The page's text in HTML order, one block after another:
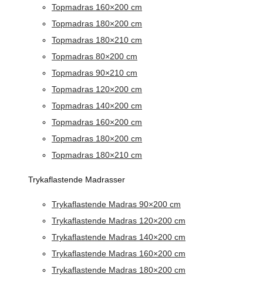
Topmadras 160×200 cm
Topmadras 180×200 cm
Topmadras 180×210 cm
Topmadras 80×200 cm
Topmadras 90×210 cm
Topmadras 120×200 cm
Topmadras 140×200 cm
Topmadras 160×200 cm
Topmadras 180×200 cm
Topmadras 180×210 cm
Trykaflastende Madrasser
Trykaflastende Madras 90×200 cm
Trykaflastende Madras 120×200 cm
Trykaflastende Madras 140×200 cm
Trykaflastende Madras 160×200 cm
Trykaflastende Madras 180×200 cm